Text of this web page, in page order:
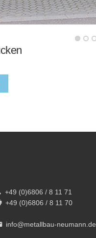
+49 (0)6806 / 8 11 71
+49 (0)6806 / 8 11 70
info@metallbau-neumann.de